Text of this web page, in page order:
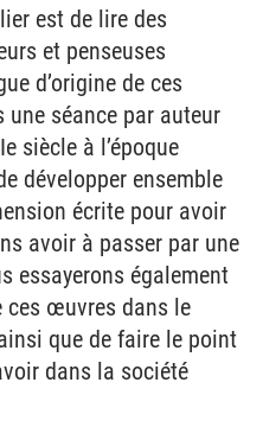
est de lire des
et penseuses
d’origine de ces
séance par auteur
siècle à l’époque
développer ensemble
écrite pour avoir
avoir à passer par une
essayerons également
ces œuvres dans le
que de faire le point
dans la société